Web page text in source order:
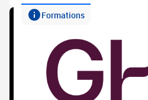
Formations